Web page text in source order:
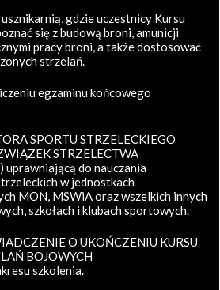
gdzie uczestnicy Kursu
się z budową broni, amunicji
pracy broni, a także dostosować
strzelań.
egzaminu końcowego
SPORTU STRZELECKIEGO
STRZELECTWA
uprawniającą do nauczania
w jednostkach
MON, MSWiA oraz wszelkich innych
szkołach i klubach sportowych.
O UKOŃCZENIU KURSU
BOJOWYCH
szkolenia.